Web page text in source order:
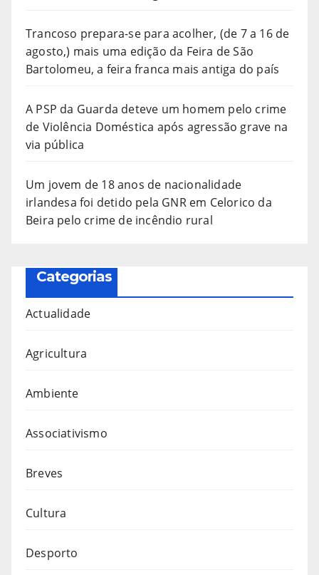
Trancoso prepara-se para acolher, (de 7 a 16 de
agosto,) mais uma edição da Feira de São
Bartolomeu, a feira franca mais antiga do país
A PSP da Guarda deteve um homem pelo crime
de Violência Doméstica após agressão grave na
via pública
Um jovem de 18 anos de nacionalidade
irlandesa foi detido pela GNR em Celorico da
Beira pelo crime de incêndio rural
Categorias
Actualidade
Agricultura
Ambiente
Associativismo
Breves
Cultura
Desporto